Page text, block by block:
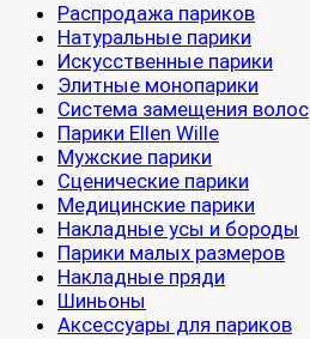
Распродажа париков
Натуральные парики
Искусственные парики
Элитные монопарики
Система замещения волос
Парики Ellen Wille
Мужские парики
Сценические парики
Медицинские парики
Накладные усы и бороды
Парики малых размеров
Накладные пряди
Шиньоны
Аксессуары для париков